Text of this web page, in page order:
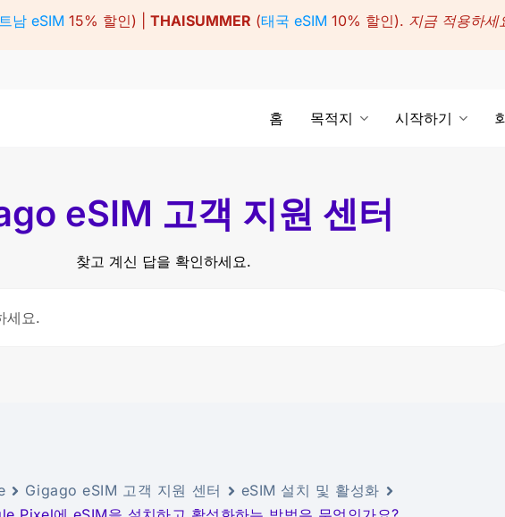
남 eSIM 15% 할인) | THAISUMMER (태국 eSIM 10% 할인). 지금 적용하세
홈 목적지 시작하기
eSIM 고객 지원 센터
찾고 계신 답을 확인하세요.
Gigago eSIM 고객 지원 센터
eSIM 설치 및 활성화